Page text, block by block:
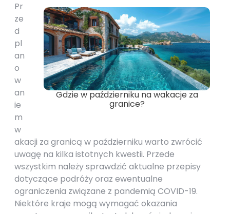
Gdzie w październiku na wakacje za
granice?
Pr
ze
d
pl
an
o
w
an
ie
m
w
akacji za granicą w październiku warto zwrócić
uwagę na kilka istotnych kwestii. Przede
wszystkim należy sprawdzić aktualne przepisy
dotyczące podróży oraz ewentualne
ograniczenia związane z pandemią COVID-19.
Niektóre kraje mogą wymagać okazania